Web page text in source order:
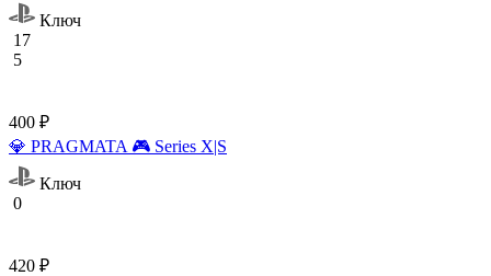
Ключ
17
5
400 ₽
💎 PRAGMATA 🎮 Series X|S
Ключ
0
420 ₽